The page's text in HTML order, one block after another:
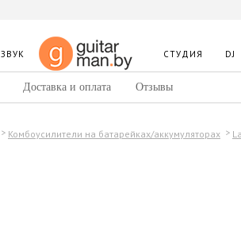
ЗВУК СТУДИЯ DJ
Доставка и оплата Отзывы
Комбоусилители на батарейках/аккумуляторах